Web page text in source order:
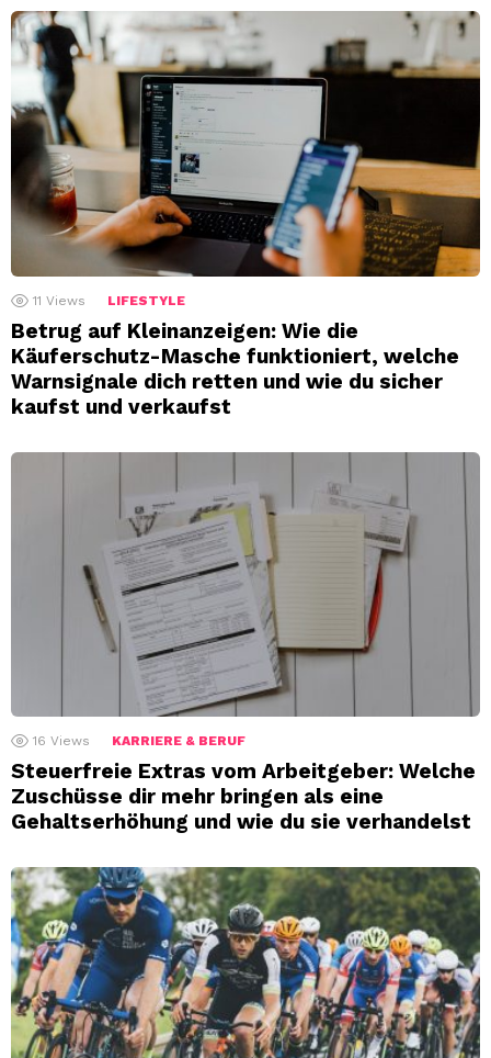
11 Views LIFESTYLE
Betrug auf Kleinanzeigen: Wie die
Käuferschutz-Masche funktioniert, welche
Warnsignale dich retten und wie du sicher
kaufst und verkaufst
16 Views KARRIERE & BERUF
Steuerfreie Extras vom Arbeitgeber: Welche
Zuschüsse dir mehr bringen als eine
Gehaltserhöhung und wie du sie verhandelst